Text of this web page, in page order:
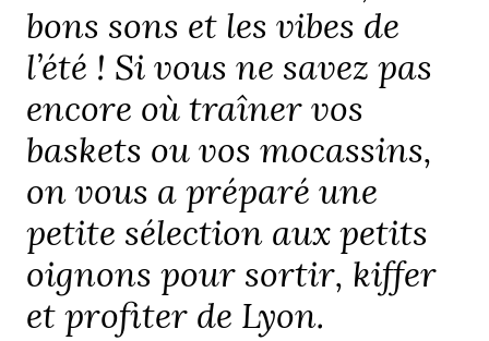
bons sons et les vibes de
l’été ! Si vous ne savez pas
encore où traîner vos
baskets ou vos mocassins,
on vous a préparé une
petite sélection aux petits
oignons pour sortir, kiffer
et profiter de Lyon.